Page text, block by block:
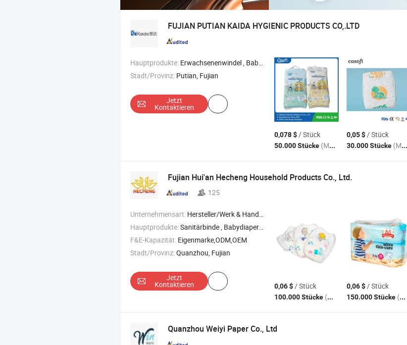
FUJIAN PUTIAN KAIDA HYGIENIC PRODUCTS CO,.LTD
Hauptprodukte: Erwachsenenwindel , Babydiode , Unterlage , Tierunterlage , Damenbinde
Stadt/Provinz: Putian, Fujian
Jetzt
Kontaktieren
0,078 $/ Stück
50.000 Stücke (MOQ)
0,05 $/ Stück
30.000 Stücke (MOQ)
Fujian Hui'an Hecheng Household Products Co., Ltd.
125
Unternehmensart: Hersteller/Werk & Handelsunternehmen
Hauptprodukte:Sanitärbinde , Babydiapern , Erwachsenendiapern , Slipeinlage , Stillpad
F&E-Kapazität: Eigenmarke,ODM,OEM
Stadt/Provinz:Quanzhou, Fujian
Jetzt
Kontaktieren 0,06 $/ Stück
100.000 Stücke (MOQ)
0,06 $/ Stück
150.000 Stücke (MOQ)
Quanzhou Weiyi Paper Co., Ltd